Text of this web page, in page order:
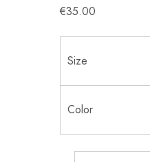
€35.00
Size
Color